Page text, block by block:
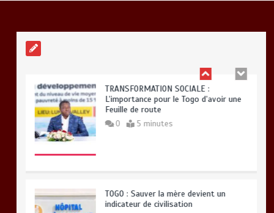
TRANSFORMATION SOCIALE :
L’importance pour le Togo d’avoir une
Feuille de route
0 5 minutes
TOGO : Sauver la mère devient un
indicateur de civilisation